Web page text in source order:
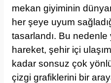
mekan giyiminin
her şeye uyum
tasarlandı. Bu
hareket, şehir içi
kadar sonsuz çok
çizgi grafiklerini bir